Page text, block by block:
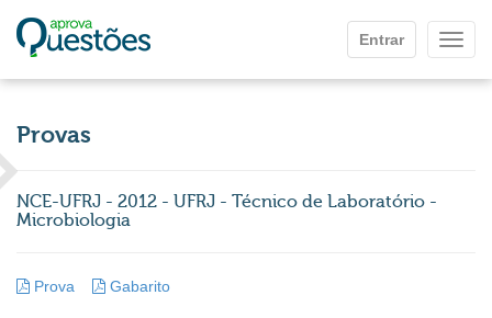
Entrar
Provas
NCE-UFRJ - 2012 - UFRJ - Técnico de Laboratório -
Microbiologia
Prova Gabarito